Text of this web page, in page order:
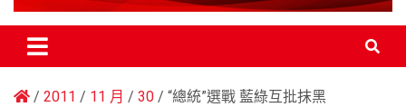
2011 11 月 30 “總統”選戰 藍綠互批抹黑